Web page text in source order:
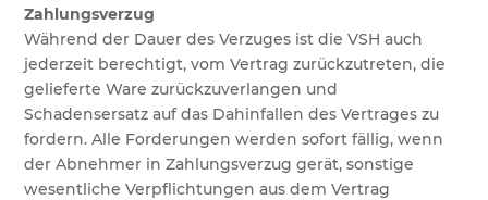
Zahlungsverzug
Während der Dauer des Verzuges ist die VSH auch
jederzeit berechtigt, vom Vertrag zurückzutreten, die
gelieferte Ware zurückzuverlangen und
Schadensersatz auf das Dahinfallen des Vertrages zu
fordern. Alle Forderungen werden sofort fällig, wenn
der Abnehmer in Zahlungsverzug gerät, sonstige
wesentliche Verpflichtungen aus dem Vertrag